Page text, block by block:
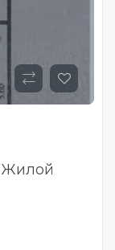
Жилой